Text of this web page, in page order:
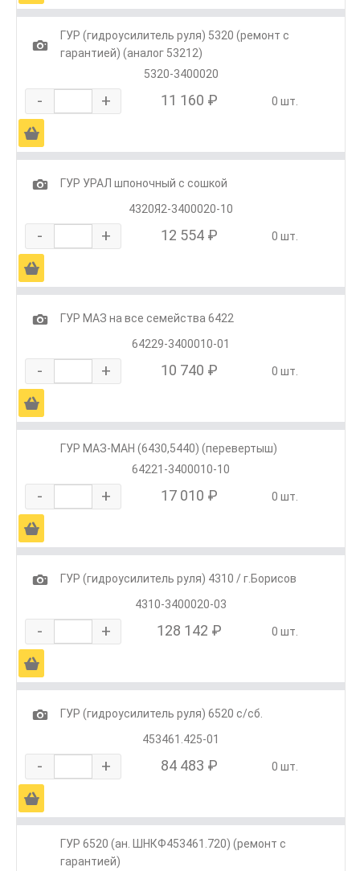
1
ГУР (гидроусилитель руля) 5320 (ремонт с
гарантией) (аналог 53212)
5320-3400020
- + 11 160 ₽ 0 шт.
Ä
1
ГУР УРАЛ шпоночный с сошкой
4320Я2-3400020-10
- + 12 554 ₽ 0 шт.
Ä
1
ГУР МАЗ на все семейства 6422
64229-3400010-01
- + 10 740 ₽ 0 шт.
Ä
ГУР МАЗ-МАН (6430,5440) (перевертыш)
64221-3400010-10
- + 17 010 ₽ 0 шт.
Ä
1
ГУР (гидроусилитель руля) 4310 / г.Борисов
4310-3400020-03
- + 128 142 ₽ 0 шт.
Ä
1
ГУР (гидроусилитель руля) 6520 с/сб.
453461.425-01
- + 84 483 ₽ 0 шт.
Ä
ГУР 6520 (ан. ШНКФ453461.720) (ремонт с
гарантией)